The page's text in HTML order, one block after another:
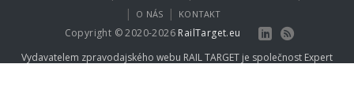
| O NÁS | KONTAKT
Copyright © 2020-2026 RailTarget.eu
Vydavatelem zpravodajského webu RAIL TARGET je společnost Expert